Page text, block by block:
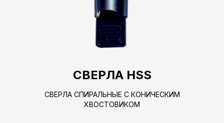
СВЕРЛА HSS
СВЕРЛА СПИРАЛЬНЫЕ С КОНИЧЕСКИМ
ХВОСТОВИКОМ